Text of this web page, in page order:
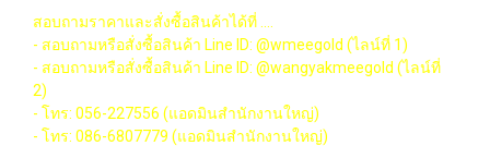
สอบถามราคาและสั่งซื้อสินค้าได้ที่ ....
- สอบถามหรือสั่งซื้อสินค้า Line ID: @wmeegold (ไลน์ที่ 1)
- สอบถามหรือสั่งซื้อสินค้า Line ID: @wangyakmeegold (ไลน์ที่
2)
- โทร: 056-227556 (แอดมินสำนักงานใหญ่)
- โทร: 086-6807779 (แอดมินสำนักงานใหญ่)